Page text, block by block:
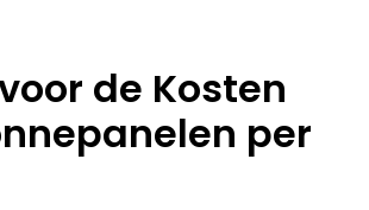
de Kosten
per